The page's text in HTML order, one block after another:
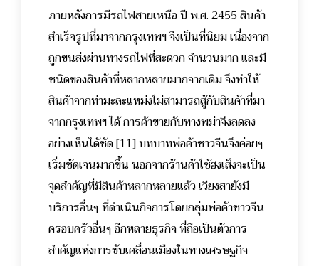
ภายหลังการมีรถไฟสายเหนือ ปี พ.ศ. 2455 สินค้า
สำเร็จรูปที่มาจากกรุงเทพฯ จึงเป็นที่นิยม เนื่องจาก
ถูกขนส่งผ่านทางรถไฟที่สะดวก จำนวนมาก และมี
ชนิดของสินค้าที่หลากหลายมากจากเดิม จึงทำให้
สินค้าจากท่ามะละแหม่งไม่สามารถสู้กับสินค้าที่มา
จากกรุงเทพฯ ได้ การค้าขายกับทางพม่าจึงลดลง
อย่างเห็นได้ชัด[11] บทบาทพ่อค้าชาวจีนจึงค่อยๆ
เริ่มชัดเจนมากขึ้น นอกจากร้านค้าไซ้ฮงเส็งจะเป็น
จุดสำคัญที่มีสินค้าหลากหลายแล้ว เวียงสายังมี
บริการอื่นๆ ที่ดำเนินกิจการโดยกลุ่มพ่อค้าชาวจีน
ครอบครัวอื่นๆ อีกหลายธุรกิจ ที่ถือเป็นตัวการ
สำคัญแห่งการขับเคลื่อนเมืองในทางเศรษฐกิจ